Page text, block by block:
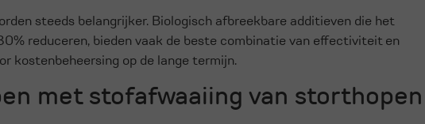
steeds belangrijker. Biologisch afbreekbare additieven die het
reduceren, bieden vaak de beste combinatie van effectiviteit en
kostenbeheersing op de lange termijn.
met stofafwaaiing van storthopen